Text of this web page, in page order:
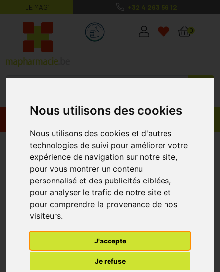
Nous utilisons des cookies
Nous utilisons des cookies et d'autres
technologies de suivi pour améliorer votre
expérience de navigation sur notre site,
pour vous montrer un contenu
personnalisé et des publicités ciblées,
pour analyser le trafic de notre site et
pour comprendre la provenance de nos
visiteurs.
J'accepte
Je refuse
LE MAG’ +32 4 263 56 12
MaPharmacie.be ma santé, mes
0
Bionike def col soft touch
poudre compact 102 8g
BIONIKE